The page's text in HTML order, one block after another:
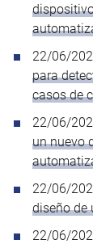
22/06/
para
casos de
22/06/
un nuevo
22/06/
diseño de
22/06/